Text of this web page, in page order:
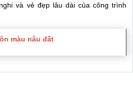
và vẻ đẹp lâu dài của công trình
màu nâu đất